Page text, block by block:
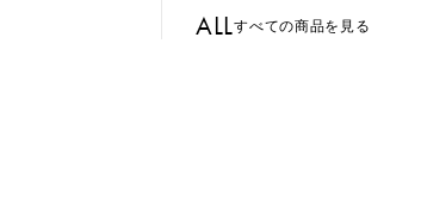
SIXPAD アプリ
ALLすべての商品を見る
着るだけで質の高い疲
巻いて